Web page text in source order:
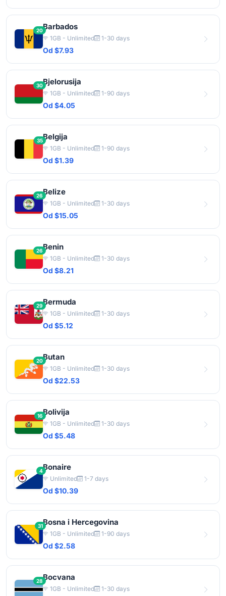
20Barbados
1GB - Unlimited 1-30 days
Od $7.93
30Bjelorusija
1GB - Unlimited 1-90 days
Od $4.05
35Belgija
1GB - Unlimited 1-90 days
Od $1.39
26Belize
1GB - Unlimited 1-30 days
Od $15.05
26Benin
1GB - Unlimited 1-30 days
Od $8.21
29Bermuda
1GB - Unlimited 1-30 days
Od $5.12
20Butan
1GB - Unlimited 1-30 days
Od $22.53
16Bolivija
1GB - Unlimited 1-30 days
Od $5.48
4Bonaire
Unlimited 1-7 days
Od $10.39
31Bosna i Hercegovina
1GB - Unlimited 1-90 days
Od $2.58
28Bocvana
1GB - Unlimited 1-30 days